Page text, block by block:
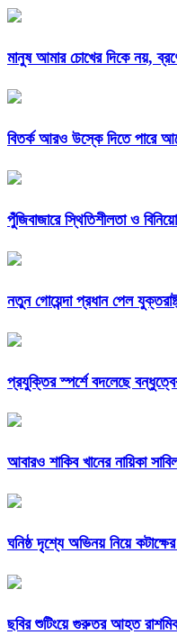
মানুষ আমার চোখের দিকে নয়,
বিতর্ক আরও উস্কে দিতে পারে
পুঁজিবাজারে স্থিতিশীলতা ও
নতুন গোয়েন্দা প্রধান পেল
প্রযুক্তির স্পর্শে বদলেছে
আবারও শাকিব খানের নায়িকা
ঘনিষ্ঠ দৃশ্যে অভিনয় নিয়ে
ছবির শুটিংয়ে গুরুতর আহত